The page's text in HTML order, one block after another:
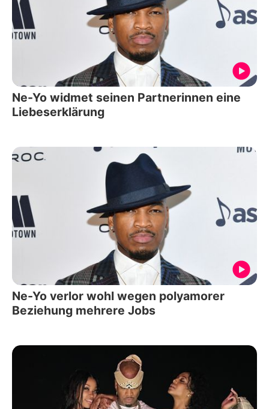
Ne-Yo widmet seinen Partnerinnen eine
Liebeserklärung
Ne-Yo verlor wohl wegen polyamorer
Beziehung mehrere Jobs